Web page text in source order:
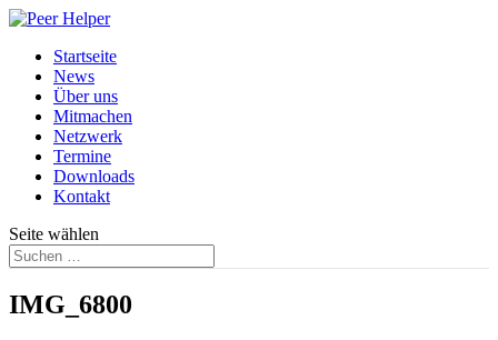
Startseite
News
Über uns
Mitmachen
Netzwerk
Termine
Downloads
Kontakt
Seite wählen
IMG_6800